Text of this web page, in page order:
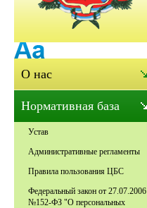
О нас
Нормативная база
Устав
Административные регламенты
Правила пользования ЦБС
Федеральный закон от 27.07.2006
№152-ФЗ "О персональных